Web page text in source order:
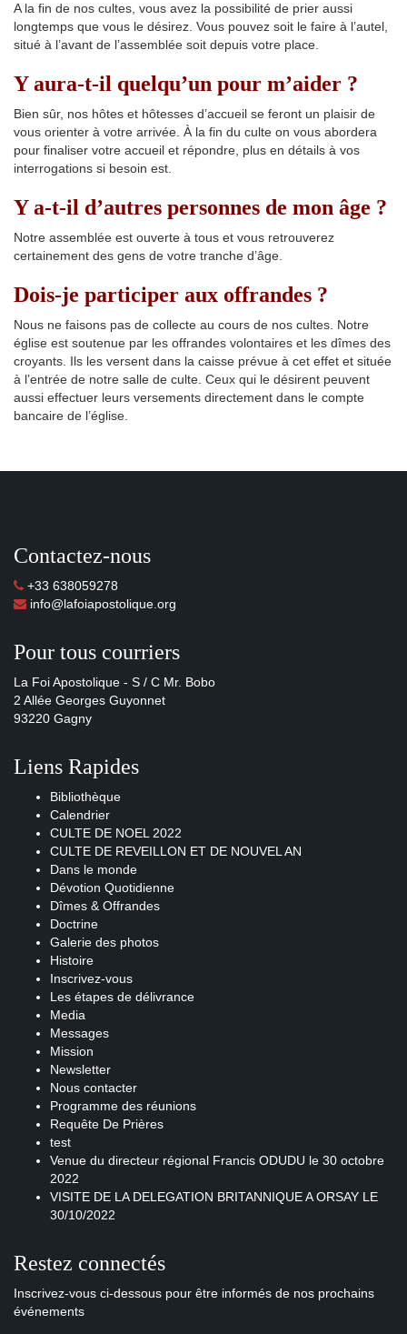
A la fin de nos cultes, vous avez la possibilité de prier aussi
longtemps que vous le désirez. Vous pouvez soit le faire à l’autel,
situé à l’avant de l’assemblée soit depuis votre place.
Y aura-t-il quelqu’un pour m’aider ?
Bien sûr, nos hôtes et hôtesses d’accueil se feront un plaisir de
vous orienter à votre arrivée. À la fin du culte on vous abordera
pour finaliser votre accueil et répondre, plus en détails à vos
interrogations si besoin est.
Y a-t-il d’autres personnes de mon âge ?
Notre assemblée est ouverte à tous et vous retrouverez
certainement des gens de votre tranche d’âge.
Dois-je participer aux offrandes ?
Nous ne faisons pas de collecte au cours de nos cultes. Notre
église est soutenue par les offrandes volontaires et les dîmes des
croyants. Ils les versent dans la caisse prévue à cet effet et située
à l’entrée de notre salle de culte. Ceux qui le désirent peuvent
aussi effectuer leurs versements directement dans le compte
bancaire de l’église.
Contactez-nous
+33 638059278
info@lafoiapostolique.org
Pour tous courriers
La Foi Apostolique - S / C Mr. Bobo
2 Allée Georges Guyonnet
93220 Gagny
Liens Rapides
Bibliothèque
Calendrier
CULTE DE NOEL 2022
CULTE DE REVEILLON ET DE NOUVEL AN
Dans le monde
Dévotion Quotidienne
Dîmes & Offrandes
Doctrine
Galerie des photos
Histoire
Inscrivez-vous
Les étapes de délivrance
Media
Messages
Mission
Newsletter
Nous contacter
Programme des réunions
Requête De Prières
test
Venue du directeur régional Francis ODUDU le 30 octobre
2022
VISITE DE LA DELEGATION BRITANNIQUE A ORSAY LE
30/10/2022
Restez connectés
Inscrivez-vous ci-dessous pour être informés de nos prochains
événements